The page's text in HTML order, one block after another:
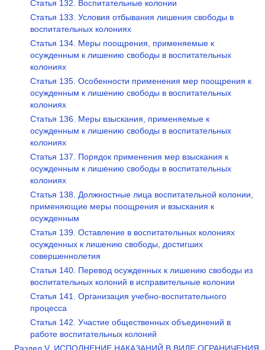
Статья 132. Воспитательные колонии
Статья 133. Условия отбывания лишения свободы в
воспитательных колониях
Статья 134. Меры поощрения, применяемые к
осужденным к лишению свободы в воспитательных
колониях
Статья 135. Особенности применения мер поощрения к
осужденным к лишению свободы в воспитательных
колониях
Статья 136. Меры взыскания, применяемые к
осужденным к лишению свободы в воспитательных
колониях
Статья 137. Порядок применения мер взыскания к
осужденным к лишению свободы в воспитательных
колониях
Статья 138. Должностные лица воспитательной колонии,
применяющие меры поощрения и взыскания к
осужденным
Статья 139. Оставление в воспитательных колониях
осужденных к лишению свободы, достигших
совершеннолетия
Статья 140. Перевод осужденных к лишению свободы из
воспитательных колоний в исправительные колонии
Статья 141. Организация учебно-воспитательного
процесса
Статья 142. Участие общественных объединений в
работе воспитательных колоний